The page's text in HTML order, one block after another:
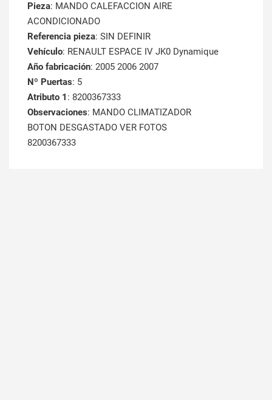
Pieza: MANDO CALEFACCION AIRE
ACONDICIONADO
Referencia pieza: SIN DEFINIR
Vehículo: RENAULT ESPACE IV JK0 Dynamique
Año fabricación: 2005 2006 2007
Nº Puertas: 5
Atributo 1 : 8200367333
Observaciones: MANDO CLIMATIZADOR
BOTON DESGASTADO VER FOTOS
8200367333